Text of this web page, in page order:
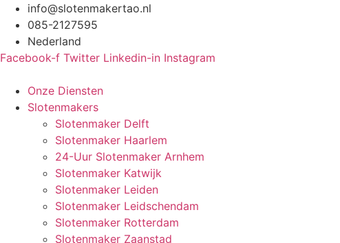
naar
inhoud
info@slotenmakertao.nl
085-2127595
Nederland
Facebook-f Twitter Linkedin-in Instagram
Onze Diensten
Slotenmakers
Slotenmaker Delft
Slotenmaker Haarlem
24-Uur Slotenmaker Arnhem
Slotenmaker Katwijk
Slotenmaker Leiden
Slotenmaker Leidschendam
Slotenmaker Rotterdam
Slotenmaker Zaanstad